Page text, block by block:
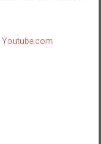
Youtube.com